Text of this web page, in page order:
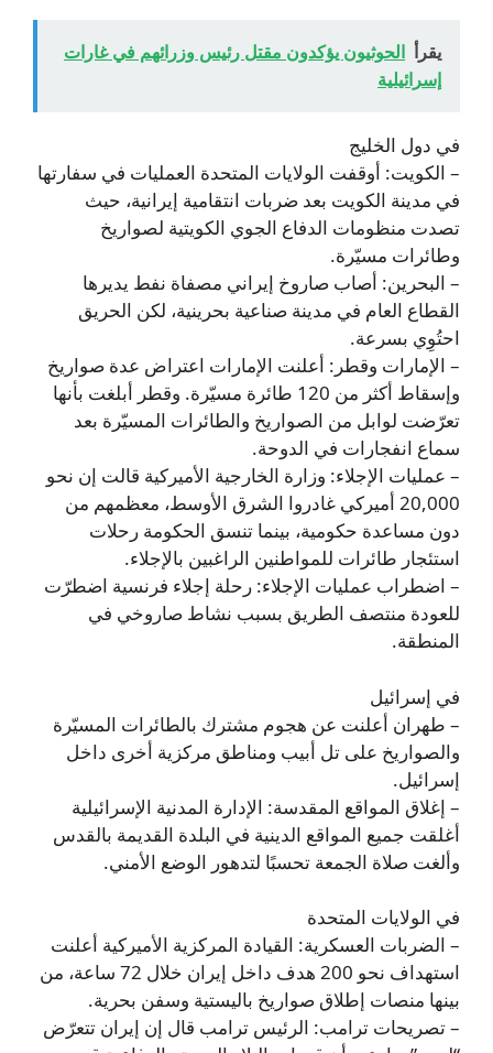
يقرأ الحوثيون يؤكدون مقتل رئيس وزرائهم في غارات
إسرائيلية
في دول الخليج
– الكويت: أوقفت الولايات المتحدة العمليات في سفارتها
في مدينة الكويت بعد ضربات انتقامية إيرانية، حيث
تصدت منظومات الدفاع الجوي الكويتية لصواريخ
وطائرات مسيّرة.
– البحرين: أصاب صاروخ إيراني مصفاة نفط يديرها
القطاع العام في مدينة صناعية بحرينية، لكن الحريق
احتُوِي بسرعة.
– الإمارات وقطر: أعلنت الإمارات اعتراض عدة صواريخ
وإسقاط أكثر من 120 طائرة مسيّرة. وقطر أبلغت بأنها
تعرّضت لوابل من الصواريخ والطائرات المسيّرة بعد
سماع انفجارات في الدوحة.
– عمليات الإجلاء: وزارة الخارجية الأميركية قالت إن نحو
20,000 أميركي غادروا الشرق الأوسط، معظمهم من
دون مساعدة حكومية، بينما تنسق الحكومة رحلات
استئجار طائرات للمواطنين الراغبين بالإجلاء.
– اضطراب عمليات الإجلاء: رحلة إجلاء فرنسية اضطرّت
للعودة منتصف الطريق بسبب نشاط صاروخي في
المنطقة.
في إسرائيل
– طهران أعلنت عن هجوم مشترك بالطائرات المسيّرة
والصواريخ على تل أبيب ومناطق مركزية أخرى داخل
إسرائيل.
– إغلاق المواقع المقدسة: الإدارة المدنية الإسرائيلية
أغلقت جميع المواقع الدينية في البلدة القديمة بالقدس
وألغت صلاة الجمعة تحسبًا لتدهور الوضع الأمني.
في الولايات المتحدة
– الضربات العسكرية: القيادة المركزية الأميركية أعلنت
استهداف نحو 200 هدف داخل إيران خلال 72 ساعة، من
بينها منصات إطلاق صواريخ باليستية وسفن بحرية.
– تصريحات ترامب: الرئيس ترامب قال إن إيران تتعرّض